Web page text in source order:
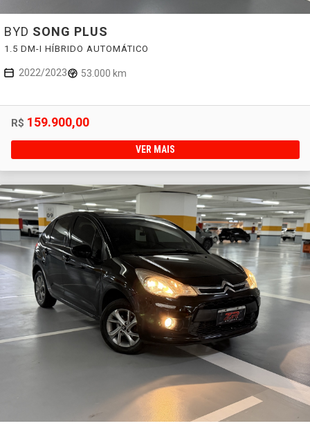
BYD SONG PLUS
1.5 DM-I HÍBRIDO AUTOMÁTICO
2022/2023 53.000 km
R$ 159.900,00
VER MAIS